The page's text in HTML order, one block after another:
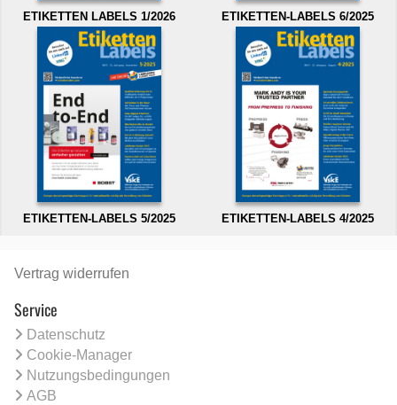
ETIKETTEN LABELS 1/2026 ETIKETTEN-LABELS 6/2025
ETIKETTEN-LABELS 5/2025 ETIKETTEN-LABELS 4/2025
Vertrag widerrufen
Service
Datenschutz
Cookie-Manager
Nutzungsbedingungen
AGB